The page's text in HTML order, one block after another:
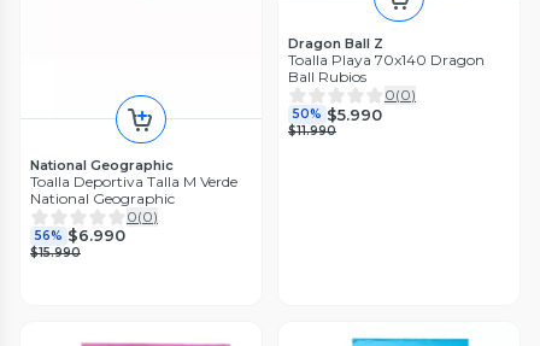
National Geographic
Toalla Deportiva Talla M Verde
National Geographic
0(0)
56% $6.990
$15.990
Dragon Ball Z
Toalla Playa 70x140 Dragon
Ball Rubios
0(0)
50% $5.990
$11.990